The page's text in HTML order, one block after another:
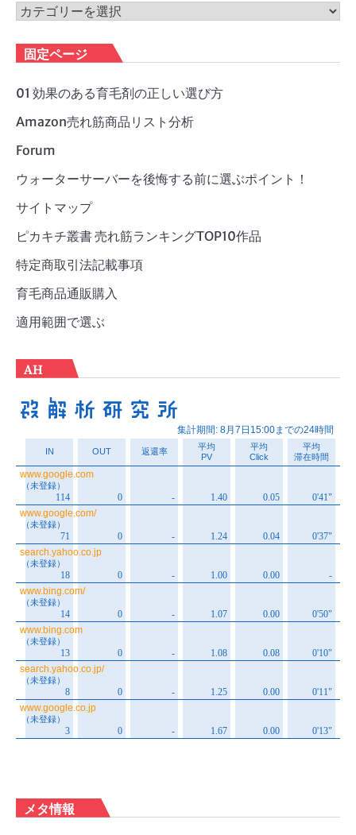
ブ
カ
ゴ
リ
ー
固定ページ
01 効果のある育毛剤の正しい選び方
Amazon売れ筋商品リスト分析
Forum
ウォーターサーバーを後悔する前に選ぶポイント！
サイトマップ
ピカキチ叢書 売れ筋ランキングTOP10作品
特定商取引法記載事項
育毛商品通販購入
適用範囲で選ぶ
AH
メタ情報